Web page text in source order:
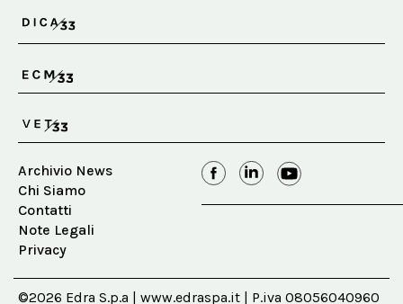
Archivio News
Chi Siamo
Contatti
Note Legali
Privacy
©2026 Edra S.p.a | www.edraspa.it | P.iva 08056040960